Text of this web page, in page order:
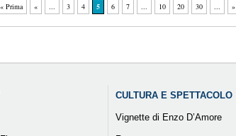
« Prima « 3 4 5 6 7 10 20 30 »
CULTURA E SPETTACOLO
Vignette di Enzo D’Amore